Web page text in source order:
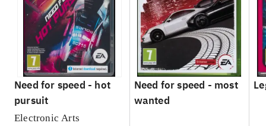
Need for speed - hot
pursuit
Electronic Arts
Need for speed - most
wanted